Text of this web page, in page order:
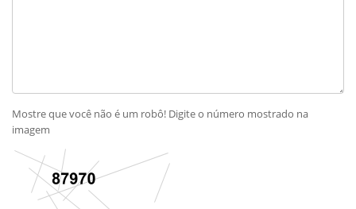
Mostre que você não é um robô! Digite o número mostrado na
imagem